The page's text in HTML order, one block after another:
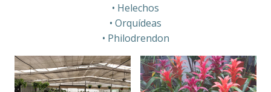
• Helechos
• Orquídeas
• Philodrendon